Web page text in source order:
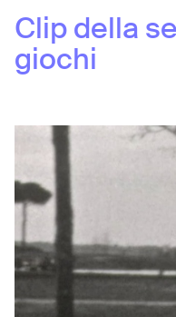
Clip della
giochi